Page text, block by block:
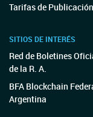
Tarifas de Publicación
SITIOS DE INTERÉS
Red de Boletines
de la R. A.
BFA Blockchain
Argentina